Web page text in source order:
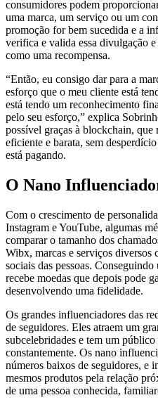
consumidores podem
uma marca, um serviço ou um
promoção for bem sucedida e a
verifica e valida essa divulgação
como uma recompensa.
“Então, eu consigo dar para a
esforço que o meu cliente está
está tendo um reconhecimento
pelo seu esforço,” explica
possível graças à blockchain,
eficiente e barata, sem
está pagando.
O Nano
Com o crescimento de
Instagram e YouTube, algumas
comparar o tamanho dos
Wibx, marcas e serviços diversos
sociais das pessoas.
recebe moedas que depois pode
desenvolvendo uma fidelidade.
Os grandes influenciadores das
de seguidores. Eles atraem um
subcelebridades e tem um público
constantemente. Os nano
números baixos de seguidores, e
mesmos produtos pela relação
de uma pessoa conhecida,